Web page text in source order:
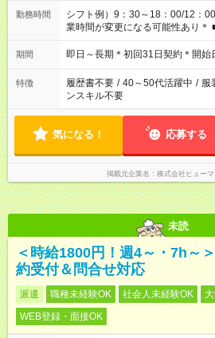
勤務時間
シフト例）9：30～18：00/12：
期間 即日～長期＊初回31日契約＊開始
特徴 履歴書不要 / 40～50代活躍中 / 服
ンスキル不要
気になる！ 応募する
掲載元企業名 株式会社ヒューマ
未読
＜時給1800円！週4～・7h～
約受付＆問合せ対応
派遣 職種未経験OK 社会人未経験OK
WEB登録・面接OK